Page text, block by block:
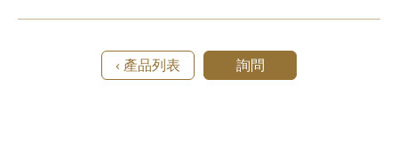
‹ 產品列表 詢問